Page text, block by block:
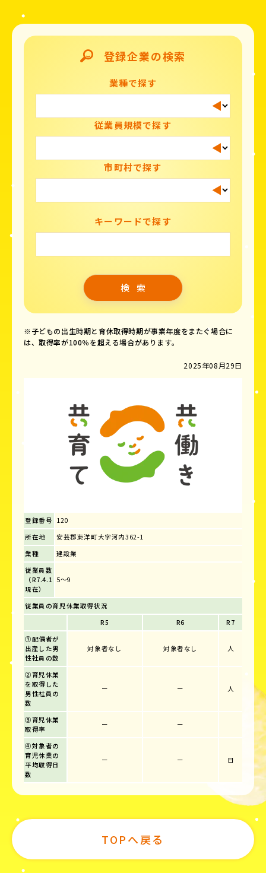
登録企業の検索
業種で探す
従業員規模で探す
市町村で探す
キーワードで探す
※子どもの出生時期と育休取得時期が事業年度をまたぐ場合に
は、取得率が100％を超える場合があります。
2025年08月29日
登録番号 120
所在地
安芸郡東洋町大字河内362-1
業種
建設業
従業員数
（R7.4.1
現在）
5～9
従業員の育児休業取得状況
R5
R6
R7
①配偶者が
出産した男
性社員の数
対象者なし 対象者なし 人
②育児休業
を取得した
男性社員の
数
ー ー 人
③育児休業
取得率
ー ー
④対象者の
育児休業の
平均取得日
数
ー ー 日
TOPへ戻る